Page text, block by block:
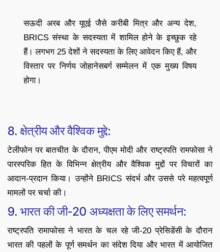
सऊदी अरब और यूएई जैसे करीबी मित्र और अन्य देश,
BRICS संस्था के सदस्यता में शामिल होने के इच्छुक रहे
हैं। लगभग 25 देशों ने सदस्यता के लिए आवेदन किए हैं, और
विस्तार पर निर्णय जोहानेसबर्ग सम्मेलन में एक मुख्य विषय
होगा।
8. क्षेत्रीय और वैश्विक मुद्दे:
टेलीफोन पर बातचीत के दौरान, पीएम मोदी और राष्ट्रपति रामफोसा ने
पारस्परिक हित के विभिन्न क्षेत्रीय और वैश्विक मुद्दों पर विचारों का
आदान-प्रदान किया। उन्होंने BRICS संदर्भ और उससे परे महत्वपूर्ण
मामलों पर चर्चा की।
9. भारत की जी-20 अध्यक्षता के लिए समर्थन:
राष्ट्रपति रामाफोसा ने भारत के चल रहे जी-20 प्रेसिडेंसी के दौरान
भारत की पहलों के पूर्ण समर्थन का संदेश दिया और भारत में आयोजित